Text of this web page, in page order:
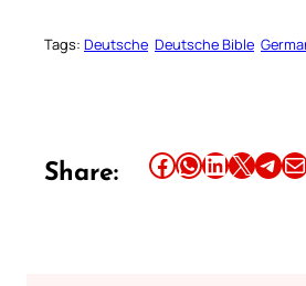
Tags: Deutsche Deutsche Bible
Share: Share this article on Facebook Share this article on WhatsApp Share this article on LinkedIn Share this article on X Share this article on TelegramEmail this Article